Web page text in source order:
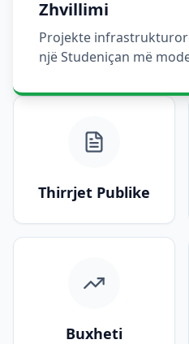
Zhvillimi
Projekte
një Studeniçan më
Thirrjet Publike
Buxheti